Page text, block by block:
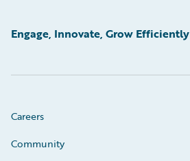
Engage, Innovate, Grow Efficiently
Careers
Community